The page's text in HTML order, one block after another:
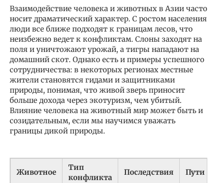
Взаимодействие человека и животных в Азии часто
носит драматический характер. С ростом населения
люди все ближе подходят к границам лесов, что
неизбежно ведет к конфликтам. Слоны заходят на
поля и уничтожают урожай, а тигры нападают на
домашний скот. Однако есть и примеры успешного
сотрудничества: в некоторых регионах местные
жители становятся гидами и защитниками
природы, понимая, что живой зверь приносит
больше дохода через экотуризм, чем убитый.
Влияние человека на животный мир может быть и
созидательным, если мы научимся уважать
границы дикой природы.
Животное
Тип
конфликта
Последствия Пути